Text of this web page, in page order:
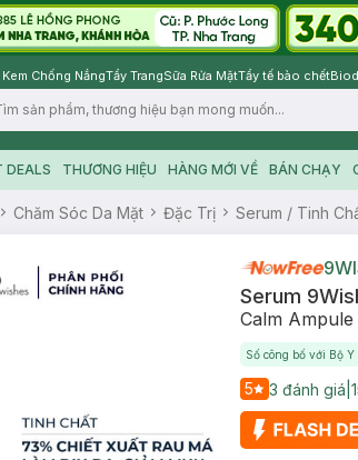
Kem Chống NắngTẩy TrangSữa Rửa MặtTẩy tế bào chết
DEALS THƯƠNG HIỆU HÀNG MỚI VỀ BÁN CHẠY
Chăm Sóc Da Mặt Đặc Trị Serum / Tinh
Serum
Calm
Số công bố với Bộ
5 3 đánh giá